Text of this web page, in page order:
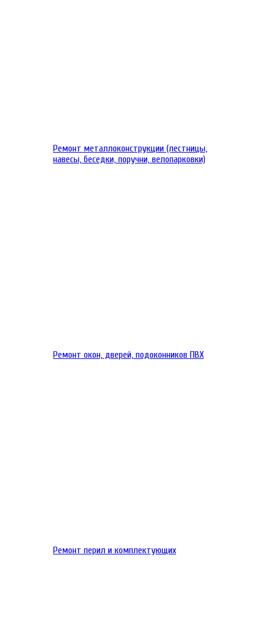
Ремонт металлоконструкции (лестницы,
навесы, беседки, поручни, велопарковки)
Ремонт окон, дверей, подоконников ПВХ
Ремонт перил и комплектующих